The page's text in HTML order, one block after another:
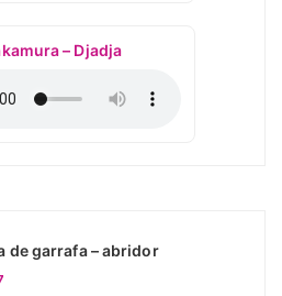
– Djadja
de garrafa – abridor